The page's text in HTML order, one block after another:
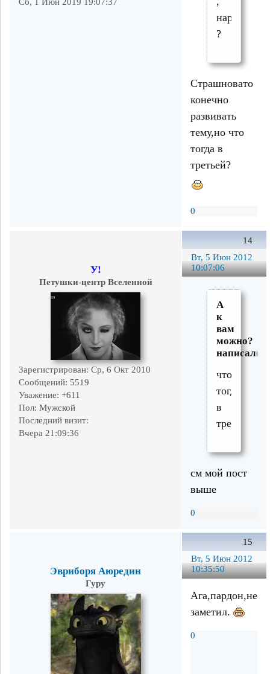
Сб, 1 Июн 2019 19:07:37
нарисована
?
Страшновато
конечно
развивать
тему,но что
тогда в
третьей?
0
14
Вт, 5 Июн 2012
10:07:06
У!
Петушки-центр Вселенной
Зарегистрирован: Ср, 6 Окт 2010
Сообщений: 5519
Уважение: +611
Пол: Мужской
Последний визит:
Вчера 21:09:36
А
к
вам
можно?
что
тогда
в
третьей
см мой пост
выше
0
15
Вт, 5 Июн 2012
10:35:50
Эвриборя Аюредин
Гуру
Ага,пардон,не
заметил.
0